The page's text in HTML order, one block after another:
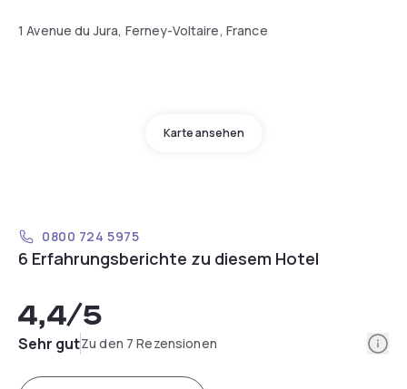
1 Avenue du Jura, Ferney-Voltaire, France
Karte ansehen
0800 724 5975
6 Erfahrungsberichte zu diesem Hotel
4,4/5
Sehr gutZu den 7 Rezensionen